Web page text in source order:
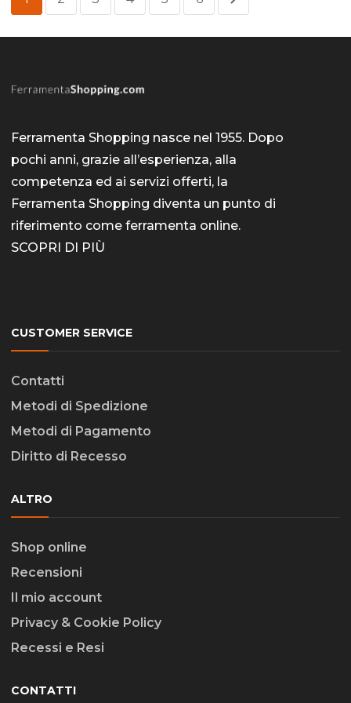
Ferramenta Shopping nasce nel 1955. Dopo
pochi anni, grazie all’esperienza, alla
competenza ed ai servizi offerti, la
Ferramenta Shopping diventa un punto di
riferimento come ferramenta online.
SCOPRI DI PIÙ
CUSTOMER SERVICE
Contatti
Metodi di Spedizione
Metodi di Pagamento
Diritto di Recesso
ALTRO
Shop online
Recensioni
Il mio account
Privacy & Cookie Policy
Recessi e Resi
CONTATTI